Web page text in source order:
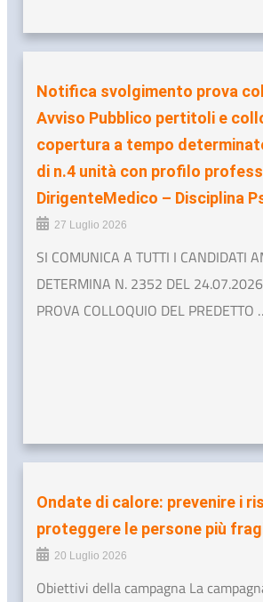
Notifica svolgimento prova
Avviso Pubblico pertitoli e
copertura a tempo
di n.4 unità con profilo
DirigenteMedico – Disciplina
27 Luglio 2026
SI COMUNICA A TUTTI I CANDIDATI
DETERMINA N. 2352 DEL
PROVA COLLOQUIO DEL PREDETTO
Ondate di calore: prevenire i
proteggere le persone più
20 Luglio 2026
Obiettivi della campagna La